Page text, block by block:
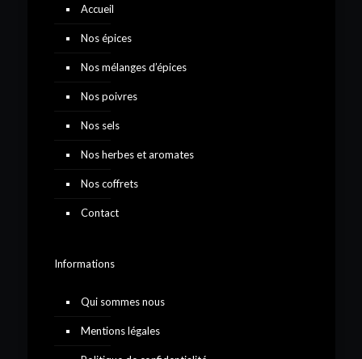
Accueil
Nos épices
Nos mélanges d’épices
Nos poivres
Nos sels
Nos herbes et aromates
Nos coffrets
Contact
Informations
Qui sommes nous
Mentions légales